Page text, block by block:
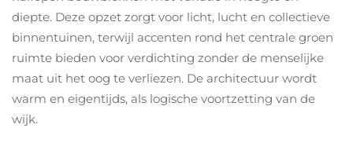
diepte. Deze opzet zorgt voor licht, lucht en collectieve
binnentuinen, terwijl accenten rond het centrale groen
ruimte bieden voor verdichting zonder de menselijke
maat uit het oog te verliezen. De architectuur wordt
warm en eigentijds, als logische voortzetting van de
wijk.